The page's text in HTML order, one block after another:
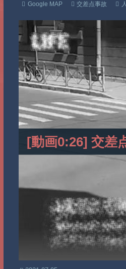
Google MAP 交差点事故
[動画0:26] 交差